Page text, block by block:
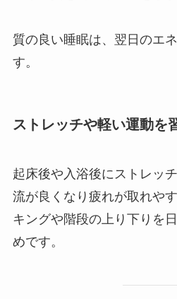
質の良い睡眠は、翌日のエ
す。
ストレッチや軽い運動を
起床後や入浴後にストレッ
流が良くなり疲れが取れや
キングや階段の上り下りを
めです。